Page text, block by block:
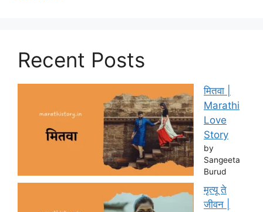
Recent Posts
मितवा |
Marathi
Love
Story
by
Sangeeta
Burud
मृत्यू ते
जीवन |